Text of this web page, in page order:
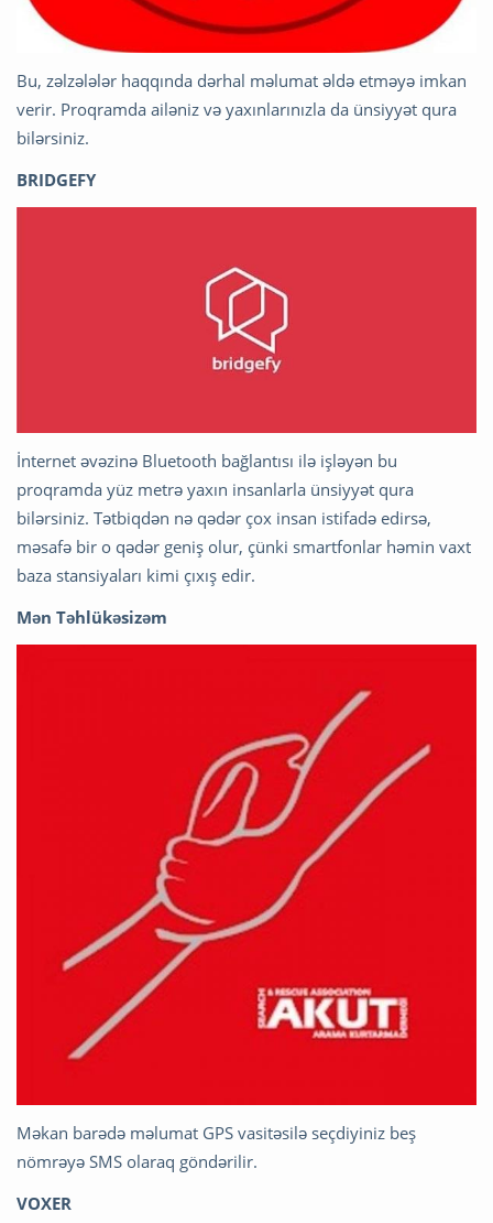
Bu, zəlzələlər haqqında dərhal məlumat əldə etməyə imkan
verir. Proqramda ailəniz və yaxınlarınızla da ünsiyyət qura
bilərsiniz.
BRIDGEFY
İnternet əvəzinə Bluetooth bağlantısı ilə işləyən bu
proqramda yüz metrə yaxın insanlarla ünsiyyət qura
bilərsiniz. Tətbiqdən nə qədər çox insan istifadə edirsə,
məsafə bir o qədər geniş olur, çünki smartfonlar həmin vaxt
baza stansiyaları kimi çıxış edir.
Mən Təhlükəsizəm
Məkan barədə məlumat GPS vasitəsilə seçdiyiniz beş
nömrəyə SMS olaraq göndərilir.
VOXER